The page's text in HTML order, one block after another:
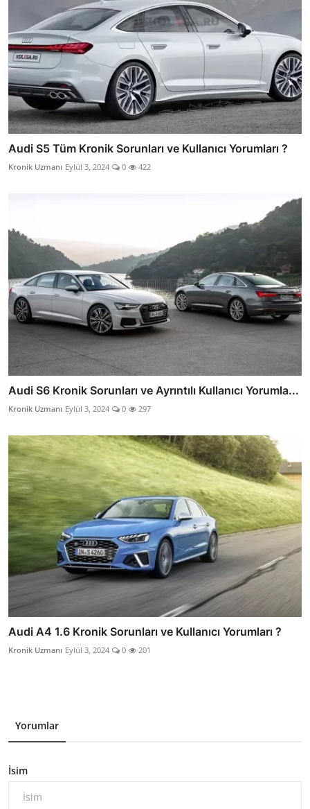
Audi S5 Tüm Kronik Sorunları ve Kullanıcı Yorumları ?
Kronik Uzmanı Eylül 3, 2024 0 422
Audi S6 Kronik Sorunları ve Ayrıntılı Kullanıcı Yorumla...
Kronik Uzmanı Eylül 3, 2024 0 297
Audi A4 1.6 Kronik Sorunları ve Kullanıcı Yorumları ?
Kronik Uzmanı Eylül 3, 2024 0 201
Yorumlar
İsim